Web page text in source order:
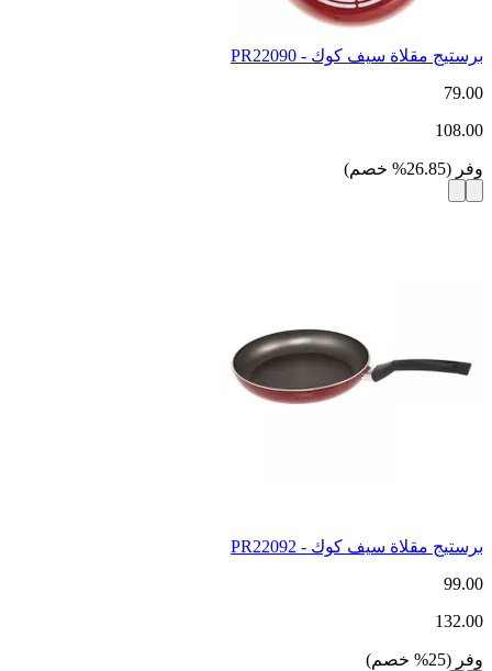
برستيج مقلاة سيف كوك - PR22090
79.00
108.00
وفر (
26.85
% خصم)
برستيج مقلاة سيف كوك - PR22092
99.00
132.00
وفر (
25
% خصم)